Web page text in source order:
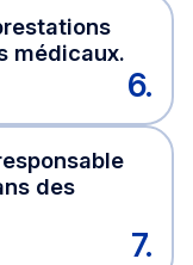
médicaux.
6.
des
7.